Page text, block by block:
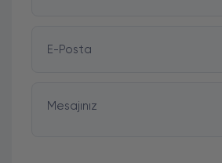
E-Posta
Mesajınız